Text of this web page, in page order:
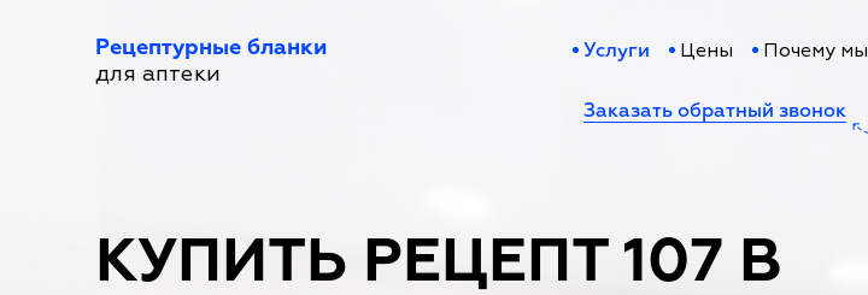
Рецептурные бланки
для аптеки
Услуги Цены Почему мы
Заказать обратный звонок
КУПИТЬ РЕЦЕПТ 107 В